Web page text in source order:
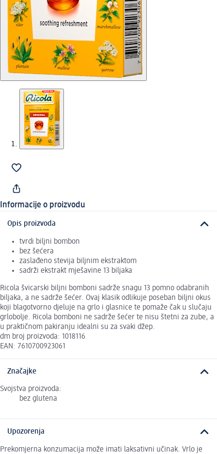
Informacije o proizvodu
Opis proizvoda
tvrdi biljni bombon
bez šećera
zaslađeno stevija biljnim ekstraktom
sadrži ekstrakt mješavine 13 biljaka
Ricola švicarski biljni bomboni sadrže snagu 13 pomno odabranih
biljaka, a ne sadrže šećer. Ovaj klasik odlikuje poseban biljni okus
koji blagotvorno djeluje na grlo i glasnice te pomaže čak u slučaju
grlobolje. Ricola bomboni ne sadrže šećer te nisu štetni za zube, a
u praktičnom pakiranju idealni su za svaki džep.
dm broj proizvoda: 1018116
EAN: 7610700923061
Značajke
Svojstva proizvoda:
bez glutena
Upozorenja
Prekomjerna konzumacija može imati laksativni učinak. Vrlo je